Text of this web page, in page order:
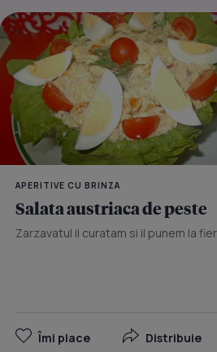
APERITIVE CU BRINZA
Salata austriaca de peste
Zarzavatul il curatam si il punem la
Îmi place Distribuie